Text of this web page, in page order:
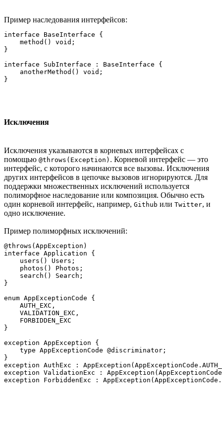
Пример наследования интерфейсов:
interface BaseInterface {
    method() void;
}
interface SubInterface : BaseInterface {
    anotherMethod() void;
Исключения
Исключения указываются в корневых интерфейсах с
помощью @throws(Exception) . Корневой интерфейс — это
интерфейс, с которого начинаются все вызовы. Исключения
других интерфейсов в цепочке вызовов игнорируются. Для
поддержки множественных исключений используется
полиморфное наследование или композиция. Обычно есть
один корневой интерфейс, например, Github или Twitter, и
одно исключение.
Пример полиморфных исключений:
@throws(AppException)
interface Application {
    users() Users;
    photos() Photos;
    search() Search;
}
enum AppExceptionCode {
    AUTH_EXC,
    VALIDATION_EXC,
    FORBIDDEN_EXC
}
exception AppException {
    type AppExceptionCode @discriminator;
}
exception AuthExc :
exception ValidationExc :